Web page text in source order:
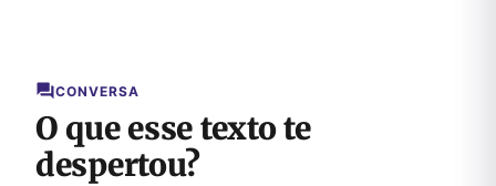
CONVERSA
O que esse texto te
despertou?